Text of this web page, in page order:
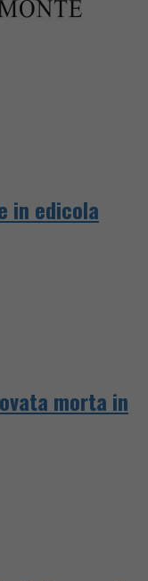
in edicola
morta in